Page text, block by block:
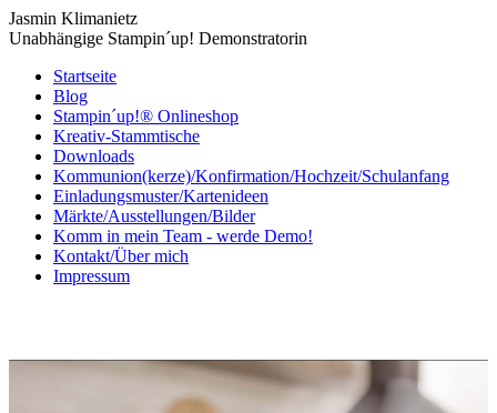
Jasmin Klimanietz
Unabhängige Stampin´up! Demonstratorin
Startseite
Blog
Stampin´up!® Onlineshop
Kreativ-Stammtische
Downloads
Kommunion(kerze)/Konfirmation/Hochzeit/Schulanfang
Einladungsmuster/Kartenideen
Märkte/Ausstellungen/Bilder
Komm in mein Team - werde Demo!
Kontakt/Über mich
Impressum